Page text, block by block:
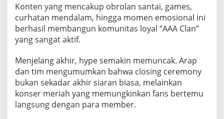
a
r
d
s
t
o
r
Konten yang mencakup obrolan santai, games,
curhatan mendalam, hingga momen emosional ini
berhasil membangun komunitas loyal “AAA Clan”
yang sangat aktif.
Menjelang akhir, hype semakin memuncak. Arap
dan tim mengumumkan bahwa closing ceremony
bukan sekadar akhir siaran biasa, melainkan
konser meriah yang memungkinkan fans bertemu
langsung dengan para member.